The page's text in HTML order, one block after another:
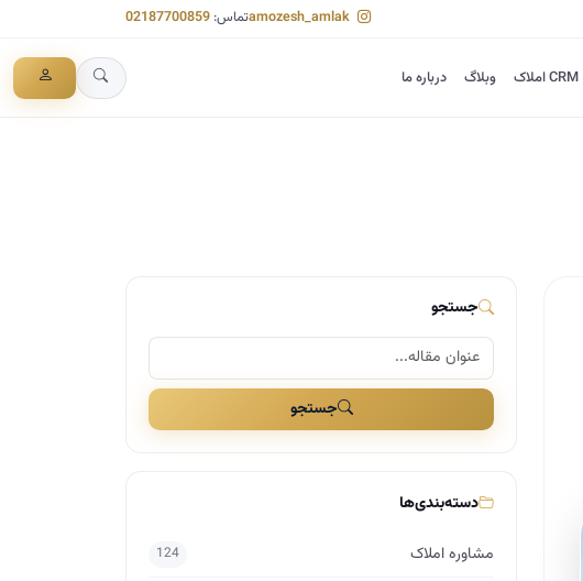
تماس: 02187700859
CRM املاک وبلاگ درباره ما
جستجو
جستجو
دسته‌بندی‌ها
مشاوره املاک 124